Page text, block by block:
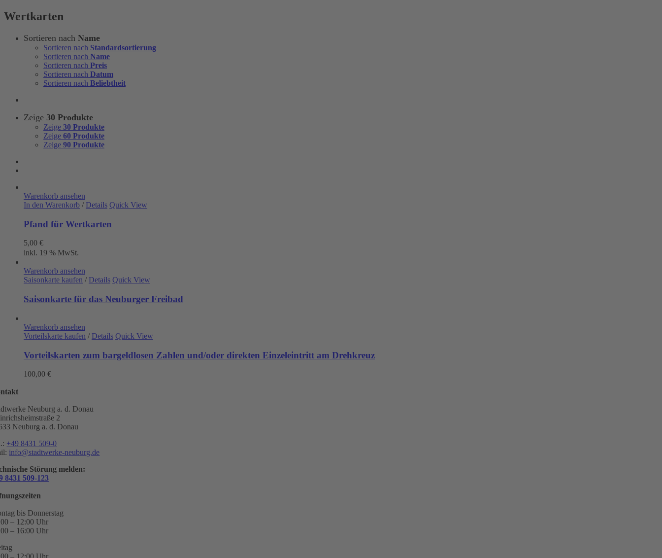
Wertkarten
Sortieren nach Name
Sortieren nach Standardsortierung
Sortieren nach Name
Sortieren nach Preis
Sortieren nach Datum
Sortieren nach Beliebtheit
Zeige 30 Produkte
Zeige 30 Produkte
Zeige 60 Produkte
Zeige 90 Produkte
Warenkorb ansehen
In den Warenkorb / Details Quick View
Pfand für Wertkarten
5,00 €
inkl. 19 % MwSt.
Warenkorb ansehen
Saisonkarte kaufen / Details Quick View
Saisonkarte für das Neuburger Freibad
Warenkorb ansehen
Vorteilskarte kaufen / Details Quick View
Vorteilskarten zum bargeldlosen Zahlen und/oder direkten Einzeleintritt am Drehkreuz
100,00 €
Neuburg a. d. Donau
2
Neuburg a. d. Donau
+49 8431 509-0
info@stadtwerke-neuburg.de
Störung melden:
8431 509-123
bis Donnerstag
– 12:00 Uhr
– 16:00 Uhr